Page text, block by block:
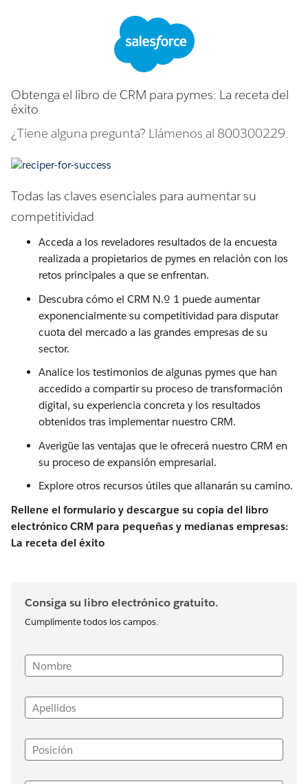
Obtenga el libro de CRM para pymes: La receta del
éxito
¿Tiene alguna pregunta? Llámenos al 800300229.
Todas las claves esenciales para aumentar su
competitividad
Acceda a los reveladores resultados de la encuesta
realizada a propietarios de pymes en relación con los
retos principales a que se enfrentan.
Descubra cómo el CRM N.º 1 puede aumentar
exponencialmente su competitividad para disputar
cuota del mercado a las grandes empresas de su
sector.
Analice los testimonios de algunas pymes que han
accedido a compartir su proceso de transformación
digital, su experiencia concreta y los resultados
obtenidos tras implementar nuestro CRM.
Averigüe las ventajas que le ofrecerá nuestro CRM en
su proceso de expansión empresarial.
Explore otros recursos útiles que allanarán su camino.
Rellene el formulario y descargue su copia del libro
electrónico CRM para pequeñas y medianas empresas:
La receta del éxito
Consiga su libro electrónico gratuito.
Cumplimente todos los campos.
Nombre
Apellidos
Posición